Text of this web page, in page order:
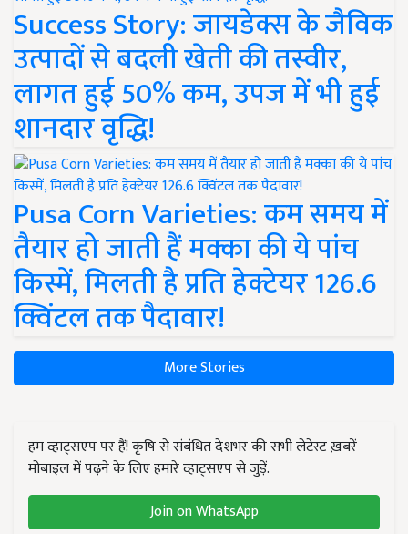
Success Story: जायडेक्स के जैविक
उत्पादों से बदली खेती की तस्वीर,
लागत हुई 50% कम, उपज में भी हुई
शानदार वृद्धि!
Pusa Corn Varieties: कम समय में
तैयार हो जाती हैं मक्का की ये पांच
किस्में, मिलती है प्रति हेक्टेयर 126.6
क्विंटल तक पैदावार!
More Stories
हम व्हाट्सएप पर हैं! कृषि से संबंधित देशभर की सभी लेटेस्ट ख़बरें
मोबाइल में पढ़ने के लिए हमारे व्हाट्सएप से जुड़ें.
Join on WhatsApp